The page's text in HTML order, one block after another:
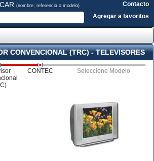
(nombre, referencia o modelo)
Contacto
Agregar a favoritos
CONVENCIONAL (TRC) - TELEVISORES
CONTEC Seleccione Modelo